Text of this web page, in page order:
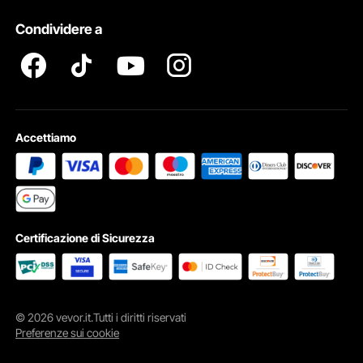
Gancio di sicurezza
Evita lo sgancio accidentale e migliora la sicurezza del
sollevamento
Condividere a
Accettiamo
Certificazione di Sicurezza
© 2026 vevor.it.Tutti i diritti riservati
Preferenze sui cookie